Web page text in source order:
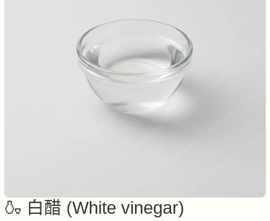
🍶 白醋 (White vinegar)